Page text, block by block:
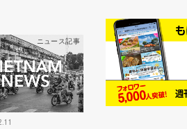
ニュース記事